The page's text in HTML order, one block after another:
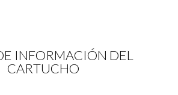
INFORMACIÓN DEL
CARTUCHO